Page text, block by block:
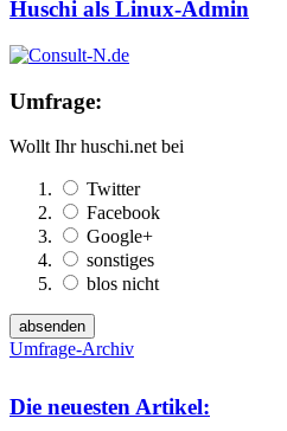
Huschi als Linux-Admin
Umfrage:
Wollt Ihr huschi.net bei
Twitter
Facebook
Google+
sonstiges
blos nicht
Umfrage-Archiv
Die neuesten Artikel: